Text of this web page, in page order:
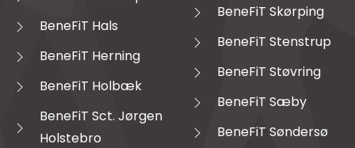
BeneFiT Hals
BeneFiT Herning
BeneFiT Holbæk
BeneFiT Sct. Jørgen
Holstebro
BeneFiT Skørping
BeneFiT Stenstrup
BeneFiT Støvring
BeneFiT Sæby
BeneFiT Søndersø